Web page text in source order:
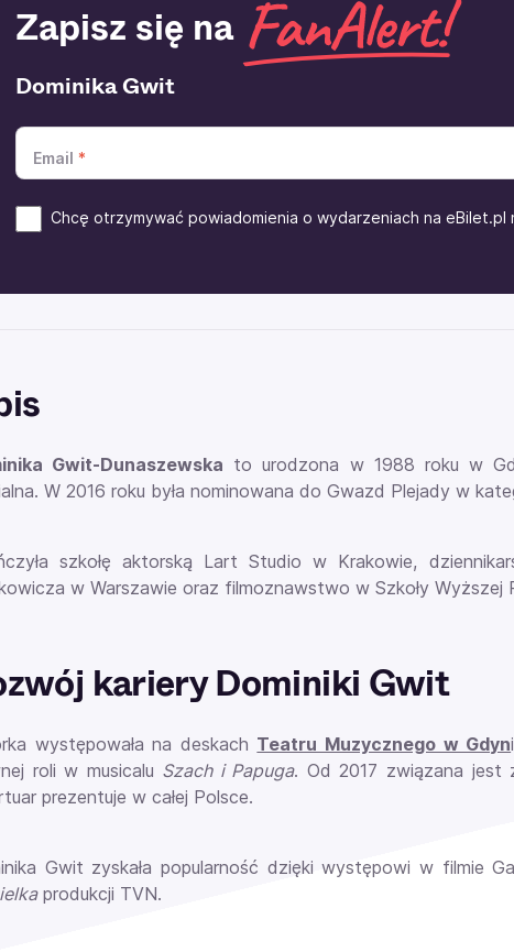
Zapisz się na
Dominika Gwit
Email
Chcę otrzymywać powiadomienia o wydarzeniach na eBilet.pl
Gwit-Dunaszewska to urodzona w 1988 roku w
W 2016 roku była nominowana do Gwazd Plejady w
szkołę aktorską Lart Studio w Krakowie,
w Warszawie oraz filmoznawstwo w Szkoły Wyższej
kariery Dominiki Gwit
występowała na deskach Teatru Muzycznego w Gdyn
roli w musicalu Szach i Papuga. Od 2017 związana jest
prezentuje w całej Polsce.
Gwit zyskała popularność dzięki występowi w filmie
produkcji TVN.